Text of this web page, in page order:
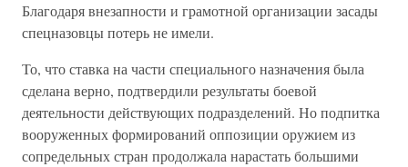
Благодаря внезапности и грамотной организации засады
спецназовцы потерь не имели.
То, что ставка на части специального назначения была
сделана верно, подтвердили результаты боевой
деятельности действующих подразделений. Но подпитка
вооруженных формирований оппозиции оружием из
сопредельных стран продолжала нарастать большими